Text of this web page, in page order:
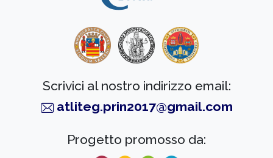
Scrivici al nostro indirizzo email:
atliteg.prin2017@gmail.com
Progetto promosso da: